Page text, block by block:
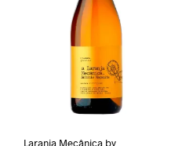
Laranja Mecânica by